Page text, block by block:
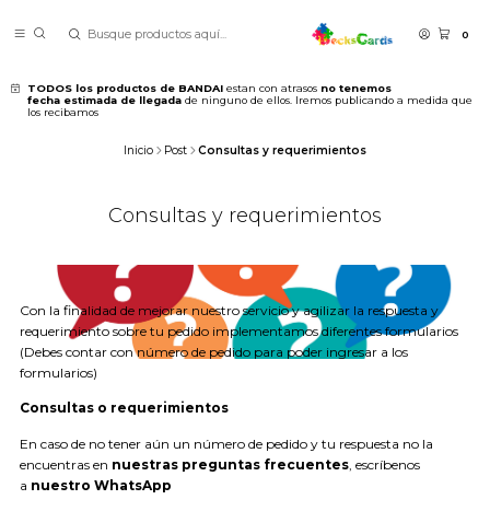
0
TODOS los productos de BANDAI estan con atrasos no tenemos
fecha estimada de llegada de ninguno de ellos. Iremos publicando a medida que
los recibamos
Inicio Post Consultas y requerimientos
Consultas y requerimientos
Con la finalidad de mejorar nuestro servicio y agilizar la respuesta y
requerimiento sobre tu pedido implementamos diferentes formularios
(Debes contar con número de pedido para poder ingresar a los
formularios)
Consultas o requerimientos
En caso de no tener aún un número de pedido y tu respuesta no la
encuentras en nuestras preguntas frecuentes , escríbenos
a nuestro WhatsApp